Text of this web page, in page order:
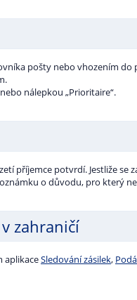
pošty nebo vhozením do
nálepkou „Prioritaire“.
příjemce potvrdí. Jestliže
o důvodu, pro který
zahraničí
aplikaceSledování zásilek,